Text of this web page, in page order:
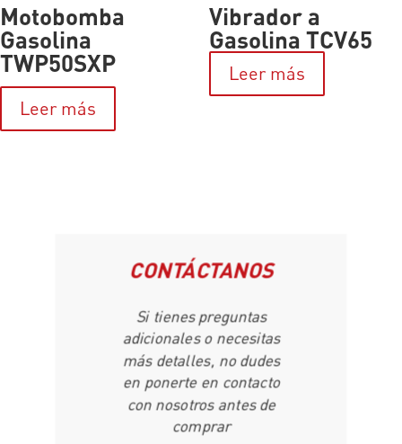
Motobomba
Gasolina
TWP50SXP
Leer más
Vibrador a
Gasolina TCV65
Leer más
CONTÁCTANOS
Si tienes preguntas
adicionales o necesitas
más detalles, no dudes
en ponerte en contacto
con nosotros antes de
comprar